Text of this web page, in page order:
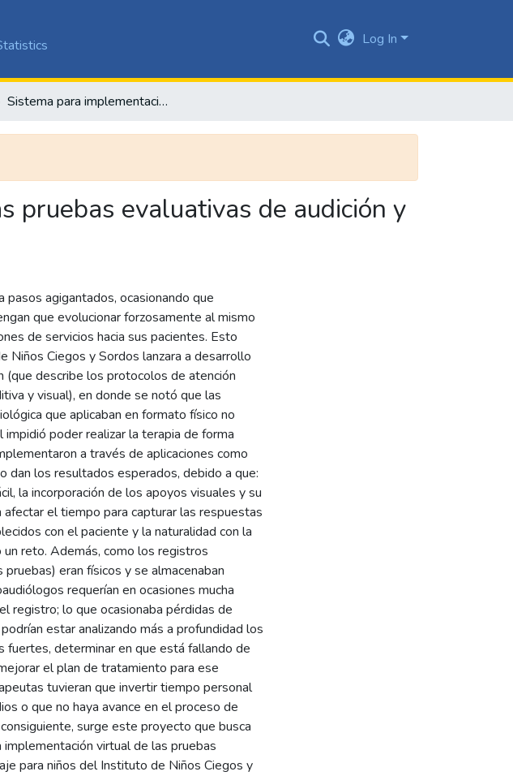
Log In
Sistema para implementación virtual de las pruebas evaluativas de audición y lenguaje para niños
pruebas evaluativas de audición y
pasos agigantados, ocasionando que
que evolucionar forzosamente al mismo
de servicios hacia sus pacientes. Esto
Niños Ciegos y Sordos lanzara a desarrollo
describe los protocolos de atención
y visual), en donde se notó que las
que aplicaban en formato físico no
poder realizar la terapia de forma
a través de aplicaciones como
dan los resultados esperados, debido a que:
la incorporación de los apoyos visuales y su
el tiempo para capturar las respuestas
con el paciente y la naturalidad con la
reto. Además, como los registros
eran físicos y se almacenaban
requerían en ocasiones mucha
registro; lo que ocasionaba pérdidas de
estar analizando más a profundidad los
fuertes, determinar en que está fallando de
el plan de tratamiento para ese
tuvieran que invertir tiempo personal
o que no haya avance en el proceso de
surge este proyecto que busca
virtual de las pruebas
para niños del Instituto de Niños Ciegos y